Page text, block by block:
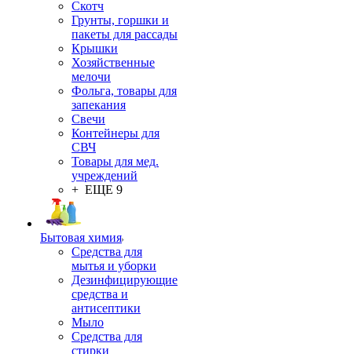
Скотч
Грунты, горшки и
пакеты для рассады
Крышки
Хозяйственные
мелочи
Фольга, товары для
запекания
Свечи
Контейнеры для
СВЧ
Товары для мед.
учреждений
+ ЕЩЕ 9
Бытовая химия
Средства для
мытья и уборки
Дезинфицирующие
средства и
антисептики
Мыло
Средства для
стирки